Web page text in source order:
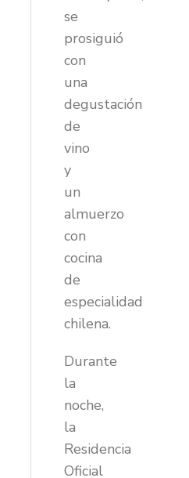
se
prosiguió
con
una
degustación
de
vino
y
un
almuerzo
con
cocina
de
especialidad
chilena.
Durante
la
noche,
la
Residencia
Oficial